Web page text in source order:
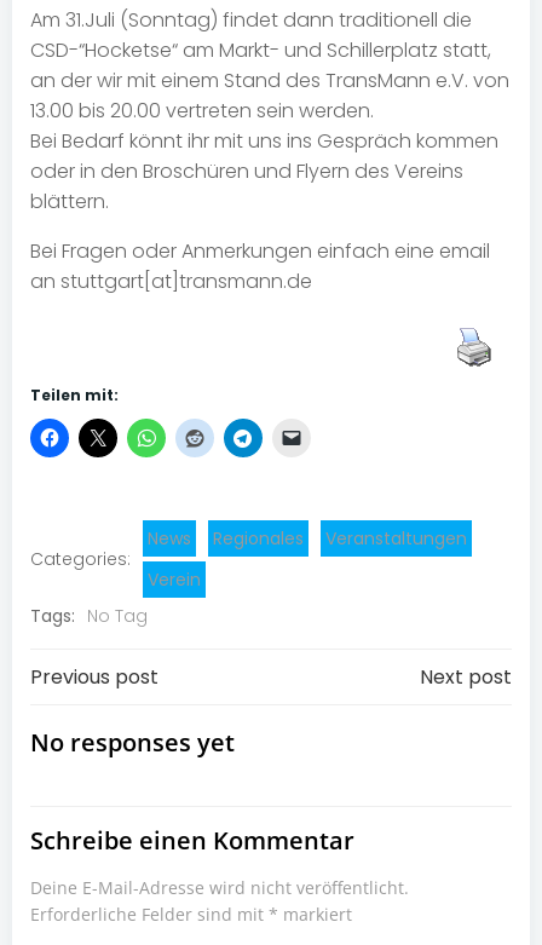
Am 31.Juli (Sonntag) findet dann traditionell die
CSD-“Hocketse“ am Markt- und Schillerplatz statt,
an der wir mit einem Stand des TransMann e.V. von
13.00 bis 20.00 vertreten sein werden.
Bei Bedarf könnt ihr mit uns ins Gespräch kommen
oder in den Broschüren und Flyern des Vereins
blättern.
Bei Fragen oder Anmerkungen einfach eine email
an stuttgart[at]transmann.de
Teilen mit:
Categories:
News Regionales
Veranstaltungen
Verein
Tags: No Tag
Post
navigation
Previous post Next post
No responses yet
Schreibe einen Kommentar
Deine E-Mail-Adresse wird nicht veröffentlicht.
Erforderliche Felder sind mit * markiert